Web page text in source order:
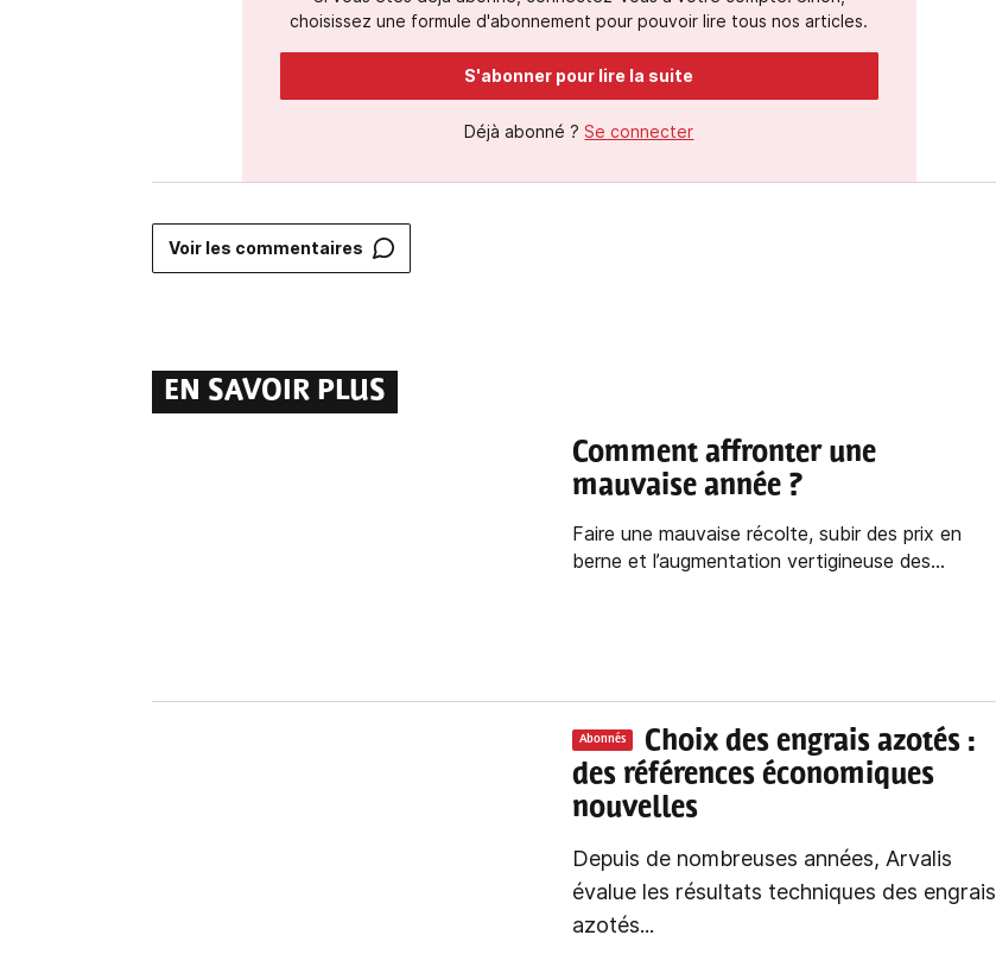
choisissez une formule d'abonnement pour pouvoir lire tous nos articles.
S'abonner pour lire la suite
Déjà abonné ? Se connecter
Voir les commentaires
EN SAVOIR PLUS
Comment affronter une
mauvaise année ?
Faire une mauvaise récolte, subir des prix en
berne et l’augmentation vertigineuse des...
Abonnés Choix des engrais azotés :
des références économiques
nouvelles
Depuis de nombreuses années, Arvalis
évalue les résultats techniques des engrais
azotés...